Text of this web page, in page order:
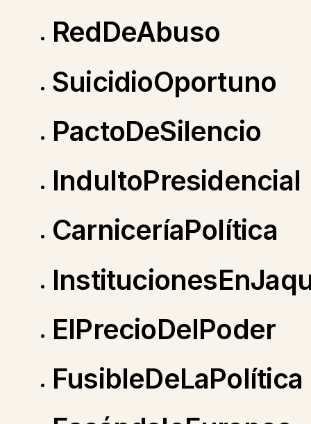
RedDeAbuso
SuicidioOportuno
PactoDeSilencio
IndultoPresidencial
CarniceríaPolítica
ElPrecioDelPoder
FusibleDeLaPolítica